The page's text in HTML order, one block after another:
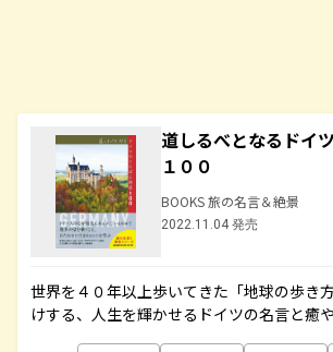
道しるべとなるドイ
１００
BOOKS 旅の名言＆絶景
2022.11.04 発売
世界を４０年以上歩いてきた「地球の歩き
けする、人生を輝かせるドイツの名言と癒